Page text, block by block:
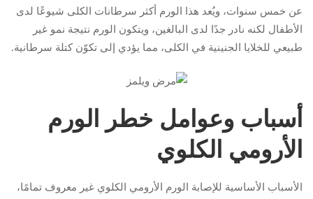
عن خمس سنوات، ويُعد هذا الورم أكثر سرطانات الكلى شيوعًا لدى
الأطفال لكنه نادر جدًا لدى البالغين، ويتكون الورم نتيجة نمو غير
طبيعي للخلايا الجنينية في الكلى، مما يؤدي إلى تكوّن كتلة سرطانية.
أسباب وعوامل خطر الورم
الأرومي الكلوي
الأسباب الأساسية للإصابة الورم الأرومي الكلوي غير معروف تمامًا،